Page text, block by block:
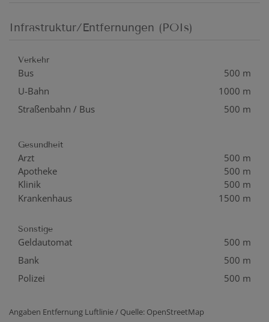
Infrastruktur/Entfernungen (POIs)
Verkehr
Bus
500 m
U-Bahn
1000 m
Straßenbahn / Bus
500 m
Gesundheit
Arzt
500 m
Apotheke
500 m
Klinik
500 m
Krankenhaus
1500 m
Sonstige
Geldautomat
500 m
Bank
500 m
Polizei
500 m
Angaben Entfernung Luftlinie / Quelle: OpenStreetMap